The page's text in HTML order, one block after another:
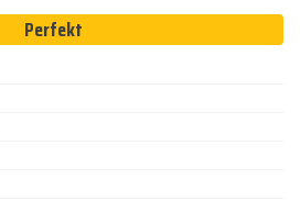
Perfekt